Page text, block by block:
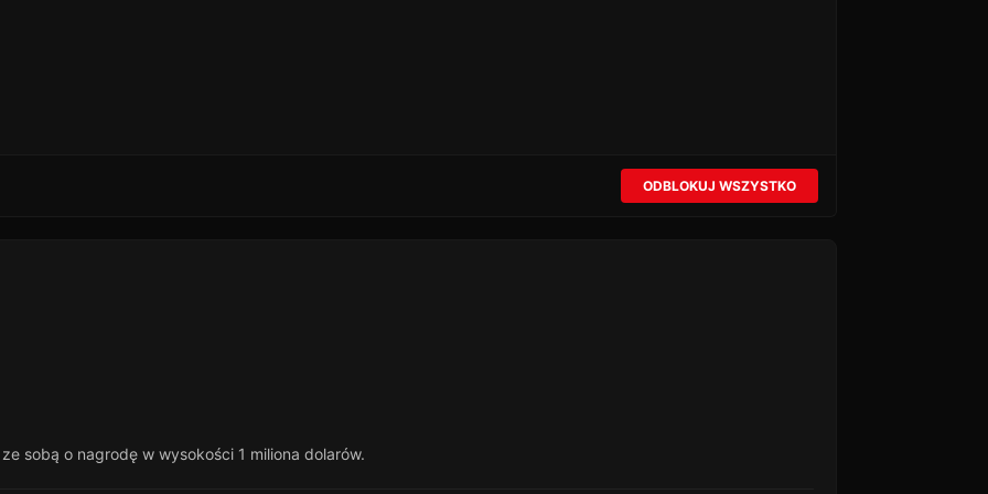
ODBLOKUJ WSZYSTKO
sobą o nagrodę w wysokości 1 miliona dolarów.